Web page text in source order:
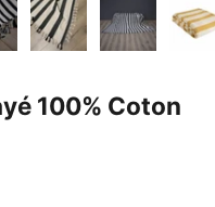
100% Coton